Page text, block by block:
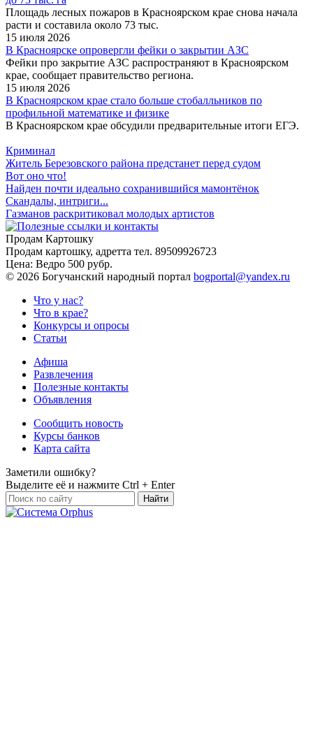
Площадь лесных пожаров в Красноярском крае снова начала
расти и составила около 73 тыс.
15 июля 2026
В Красноярске опровергли фейки о закрытии АЗС
Фейки про закрытие АЗС распространяют в Красноярском
крае, сообщает правительство региона.
15 июля 2026
В Красноярском крае стало больше стобалльников по
профильной математике и физике
В Красноярском крае обсудили предварительные итоги ЕГЭ.
Криминал
Житель Березовского района предстанет перед судом
Вот оно что!
Найден почти идеально сохранившийся мамонтёнок
Скандалы, интриги...
Газманов раскритиковал молодых артистов
Продам Картошку
Продам картошку, адретта тел. 89509926723
Цена: Ведро 500 рубр.
© 2026 Богучанский народный портал bogportal@yandex.ru
Что у нас?
Что в крае?
Конкурсы и опросы
Статьи
Афиша
Развлечения
Полезные контакты
Объявления
Сообщить новость
Курсы банков
Карта сайта
Заметили ошибку?
Выделите её и нажмите Ctrl + Enter